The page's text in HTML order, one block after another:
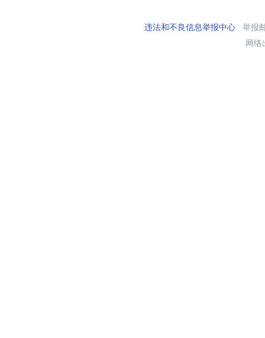
违法和不良信息举报中心举报
网